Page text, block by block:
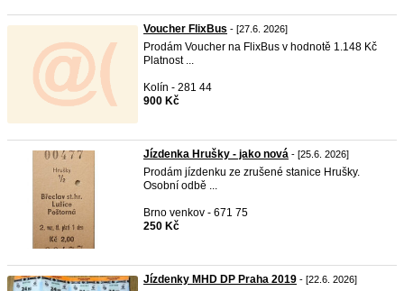
Voucher FlixBus - [27.6. 2026]
Prodám Voucher na FlixBus v hodnotě 1.148 Kč
Platnost ...
Kolín - 281 44
900 Kč
Jízdenka Hrušky - jako nová - [25.6. 2026]
Prodám jízdenku ze zrušené stanice Hrušky.
Osobní odbě ...
Brno venkov - 671 75
250 Kč
Jízdenky MHD DP Praha 2019 - [22.6. 2026]